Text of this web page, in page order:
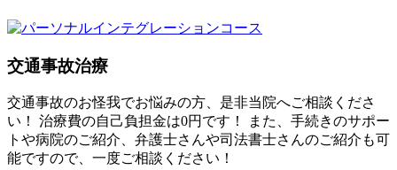
交通事故治療
交通事故のお怪我でお悩みの方、是非当院へご相談くださ
い！ 治療費の自己負担金は0円です！ また、手続きのサポー
トや病院のご紹介、弁護士さんや司法書士さんのご紹介も可
能ですので、一度ご相談ください！